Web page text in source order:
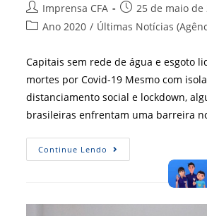
Autor
do
Imprensa CFA
Post
publicado:
25 de maio de
Categoria
post:
Ano 2020 / Últimas Notícias
Capitais sem rede de água e esgoto
mortes por Covid-19 Mesmo com
distanciamento social e lockdown,
brasileiras enfrentam uma barreira
Continue Lendo Falta
De
Saneamento